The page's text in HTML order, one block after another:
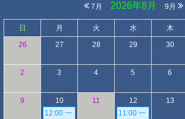
7月 2026年8月 9月
日 月 火 水 木
26
27 28 29 30
2 3 4 5 6
9
10
12:00 一
11
12
11:00 一
13